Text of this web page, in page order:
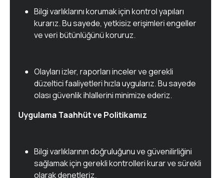
Bilgi varlıklarını korumak için kontrol yapıları
kurarız. Bu sayede, yetkisiz erişimleri engeller
ve veri bütünlüğünü koruruz.
Olayları izler, raporları inceler ve gerekli
düzeltici faaliyetleri hızla uygularız. Bu sayede
olası güvenlik ihlallerini minimize ederiz.
Uygulama Taahhüt ve Politikamız
Bilgi varlıklarının doğruluğunu ve güvenilirliğini
sağlamak için gerekli kontrolleri kurar ve sürekli
olarak denetleriz.